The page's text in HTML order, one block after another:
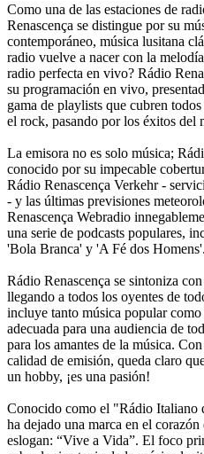
Como una de las estaciones de
Renascença se distingue por su
contemporáneo, música lusitana
radio vuelve a nacer con la
radio perfecta en vivo? Rádio
su programación en vivo,
gama de playlists que cubren
el rock, pasando por los éxitos del
La emisora no es solo música;
conocido por su impecable
Rádio Renascença Verkehr -
- y las últimas previsiones
Renascença Webradio
una serie de podcasts populares,
'Bola Branca' y 'A Fé dos Homens'.
Rádio Renascença se sintoniza
llegando a todos los oyentes de
incluye tanto música popular
adecuada para una audiencia de
para los amantes de la música.
calidad de emisión, queda claro
un hobby, ¡es una pasión!
Conocido como el "Rádio Italiano
ha dejado una marca en el
eslogan: “Vive a Vida”. El foco